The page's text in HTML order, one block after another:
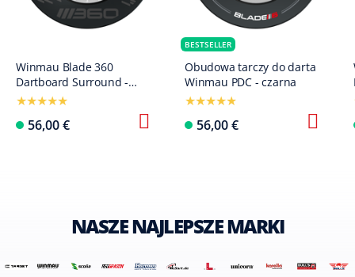
Winmau Blade 360
Dartboard Surround -
Czarny
56,00 €
BESTSELLER
Obudowa tarczy do darta
Winmau PDC - czarna
56,00 €
NASZE NAJLEPSZE MARKI